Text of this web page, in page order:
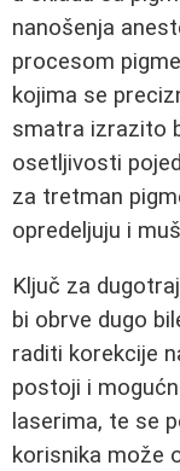
nanošenja
procesom
kojima se
smatra izrazito
osetljivosti
za tretman
opredeljuju i
Ključ za
bi obrve dugo
raditi korekcije
postoji i
laserima, te se
korisnika može